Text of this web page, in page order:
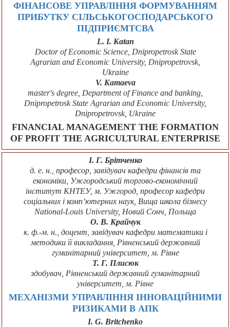
ФІНАНСОВЕ УПРАВЛІННЯ ФОРМУВАННЯМ
ПРИБУТКУ СІЛЬСЬКОГОСПОДАРСЬКОГО
ПІДПРИЄМТСВА
L. I. Katan
Doctor of Economic Science, Dnipropetrosk State
Agrarian and Economic University, Dnipropetrovsk,
Ukraine
V. Kamaeva
master's degree, Department of Finance and banking,
Dnipropetrosk State Agrarian and Economic University,
Dnipropetrovsk, Ukraine
FINANCIAL MANAGEMENT THE FORMATION
OF PROFIT THE AGRICULTURAL ENTERPRISE
І. Г. Брітченко
д. е. н., професор, завідувач кафедри фінансів та
економіки, Ужгородський торгово-економічний
інститут КНТЕУ, м. Ужгород, професор кафедри
соціальних і комп’ютерних наук, Вища школа бізнесу
National-Louis University, Новий Сонч, Польща
О. В. Крайчук
к. ф.-м. н., доцент, завідувач кафедри математики і
методики її викладання, Рівненський державний
гуманітарний університет, м. Рівне
Т. Г. Плисюк
здобувач, Рівненський державний гуманітарний
університет, м. Рівне
МЕХАНІЗМИ УПРАВЛІННЯ ІННОВАЦІЙНИМИ
РИЗИКАМИ В АПК
I. G. Britchenko